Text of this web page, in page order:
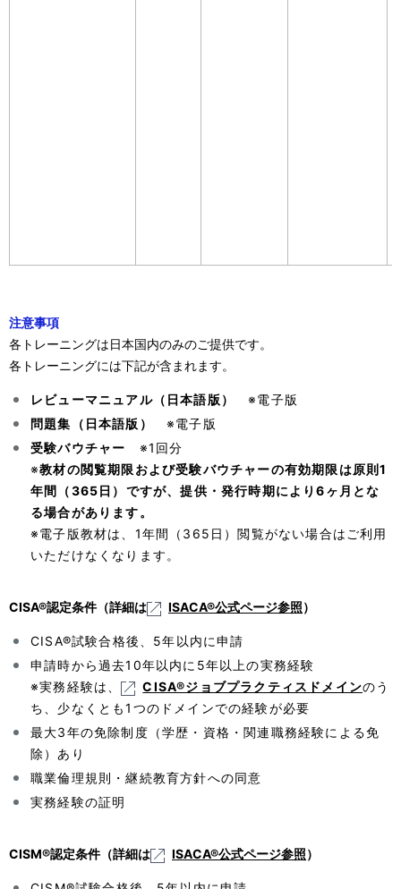
注意事項
各トレーニングは日本国内のみのご提供です。
各トレーニングには下記が含まれます。
レビューマニュアル（日本語版）
※電子版
問題集（日本語版）
※電子版
受験バウチャー ※1回分
※教材の閲覧期限および受験バウチャーの有効期限は原則1
年間（365日）ですが、提供・発行時期により6ヶ月とな
る場合があります。
※電子版教材は、1年間（365日）閲覧がない場合はご利用
いただけなくなります。
CISA®認定条件（詳細は ISACA®公式ページ参照）
CISA®試験合格後、5年以内に申請
申請時から過去10年以内に5年以上の実務経験
※実務経験は、
CISA®ジョブプラクティスドメインのう
ち、少なくとも1つのドメインでの経験が必要
最大3年の免除制度（学歴・資格・関連職務経験による免
除）あり
職業倫理規則・継続教育方針への同意
実務経験の証明
CISM®認定条件（詳細は ISACA®公式ページ参照）